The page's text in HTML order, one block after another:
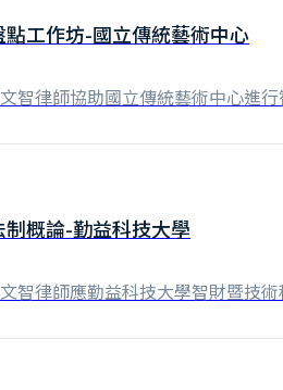
點工作坊-國立傳統藝術中心
智律師協助國立傳統藝術中心進
制概論-勤益科技大學
智律師應勤益科技大學智財暨技